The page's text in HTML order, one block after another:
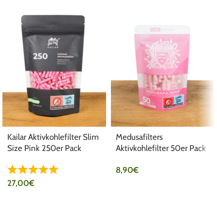
Kailar Aktivkohlefilter Slim
Size Pink 250er Pack
27,00€
Medusafilters
Aktivkohlefilter 50er Pack
8,90€